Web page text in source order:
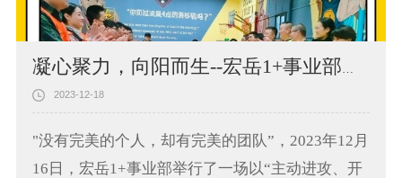
凝心聚力，向阳而生--宏岳1+事业部团队拓展训练
2023-12-18
"没有完美的个人，却有完美的团队”，2023年12月
16日，宏岳1+事业部举行了一场以“主动进攻、开